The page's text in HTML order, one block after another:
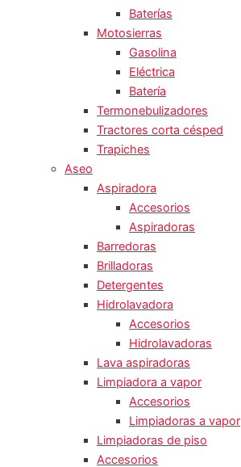
Baterías
Motosierras
Gasolina
Eléctrica
Batería
Termonebulizadores
Tractores corta césped
Trapiches
Aseo
Aspiradora
Accesorios
Aspiradoras
Barredoras
Brilladoras
Detergentes
Hidrolavadora
Accesorios
Hidrolavadoras
Lava aspiradoras
Limpiadora a vapor
Accesorios
Limpiadoras a vapor
Limpiadoras de piso
Accesorios